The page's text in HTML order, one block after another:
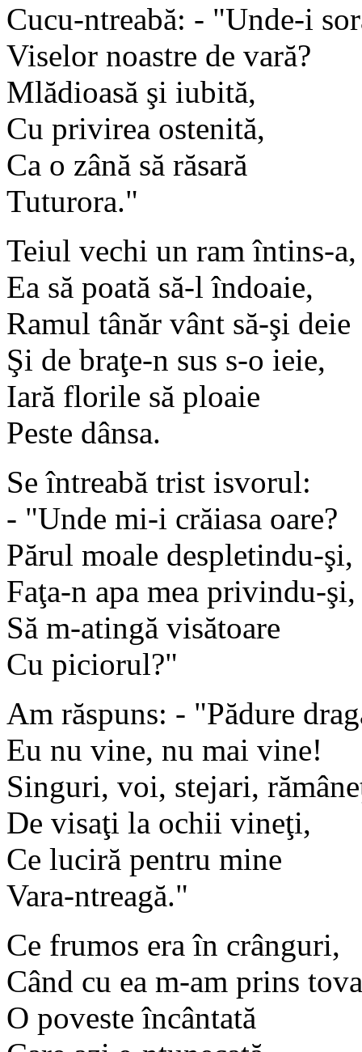
Cucu-ntreabă: - "Unde-i
Viselor noastre de vară?
Mlădioasă şi iubită,
Cu privirea ostenită,
Ca o zână să răsară
Tuturora."
Teiul vechi un ram întins-a,
Ea să poată să-l îndoaie,
Ramul tânăr vânt să-şi deie
Şi de braţe-n sus s-o ieie,
Iară florile să ploaie
Peste dânsa.
Se întreabă trist isvorul:
- "Unde mi-i crăiasa oare?
Părul moale despletindu-şi,
Faţa-n apa mea privindu-şi,
Să m-atingă visătoare
Cu piciorul?"
Am răspuns: - "Pădure
Eu nu vine, nu mai vine!
Singuri, voi, stejari,
De visaţi la ochii vineţi,
Ce luciră pentru mine
Vara-ntreagă."
Ce frumos era în crânguri,
Când cu ea m-am prins
O poveste încântată